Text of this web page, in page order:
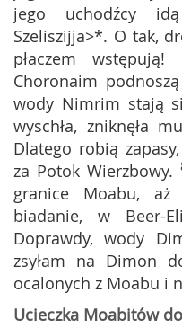
jego uchodźcy
Szeliszijja>*. O tak,
płaczem
Choronaim
wody Nimrim stają
wyschła, zniknęła
Dlatego robią
za Potok Wierzbowy.
granice Moabu,
biadanie, w Beer-
Doprawdy, wody
zsyłam na Dimon
ocalonych z Moabu i
Ucieczka Moabitów